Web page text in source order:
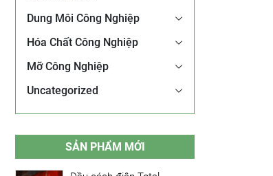
Dung Môi Công Nghiệp
Hóa Chất Công Nghiệp
Mỡ Công Nghiệp
Uncategorized
SẢN PHẨM MỚI